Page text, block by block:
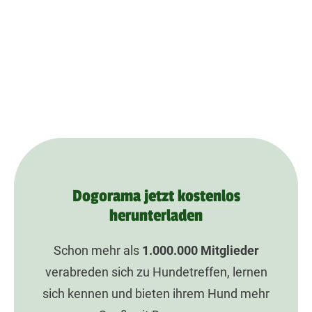
Dogorama jetzt kostenlos
herunterladen
Schon mehr als 1.000.000Mitglieder
verabreden sich zu Hundetreffen, lernen
sich kennen und bieten ihrem Hund mehr